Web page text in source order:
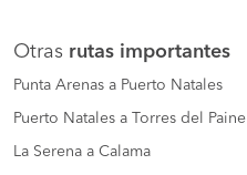
Otras rutas importantes
Punta Arenas a Puerto Natales
Puerto Natales a Torres del Paine
La Serena a Calama